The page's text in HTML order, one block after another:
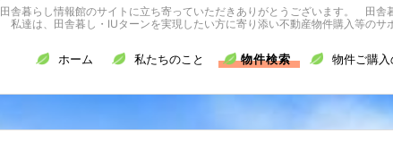
田舎暮らし情報館のサイトに立ち寄っていただきありがとうございます。 田舎
私達は、田舎暮し・IUターンを実現したい方に寄り添い不動産物件購入等のサ
ホーム 私たちのこと 物件検索 物件ご購入